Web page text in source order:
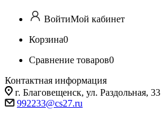
ВойтиМой кабинет
Корзина0
Сравнение товаров0
Контактная информация
г. Благовещенск, ул. Раздольная, 33
992233@cs27.ru